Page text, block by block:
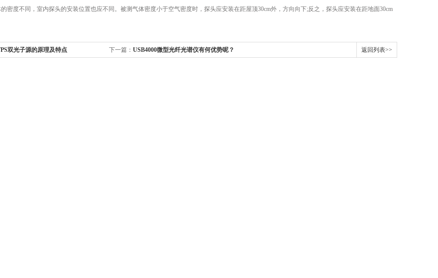
度不同，室内探头的安装位置也应不同。被测气体密度小于空气密度时，探头应安装在距屋顶30cm外，方向向下;反之，探头应安装在距地面30cm
双光子源的原理及特点 下一篇： USB4000微型光纤光谱仪有何优势呢？ 返回列表>>